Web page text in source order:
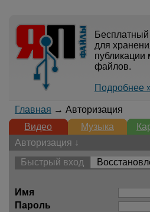
для
публикации
файлов.
Подробнее
Главная → Авторизация
Видео
Музыка
Авторизация ↓
Быстрый вход
Имя
Пароль